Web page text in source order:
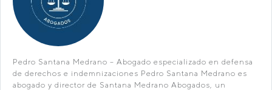
Pedro Santana Medrano – Abogado especializado en defensa
de derechos e indemnizaciones Pedro Santana Medrano es
abogado y director de Santana Medrano Abogados, un